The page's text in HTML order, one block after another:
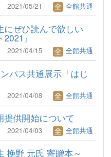
2021/05/21 全館共通
にぜひ読んで欲しい
2021』
2021/04/15 全館共通
パス共通展示「はじ
2021/04/08 全館共通
提供開始について
2021/04/03 全館共通
挽野 元氏 寄贈本～